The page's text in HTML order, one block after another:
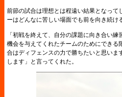
前節の試合は理想とは程遠い結果となって
ーはどんなに苦しい場面でも前を向き続け
「初戦を終えて、自分の課題に向き合い
機会を与えてくれたチームのためにできる
合はディフェンスの力で勝ちたいと思いま
します」と言ってくれた。